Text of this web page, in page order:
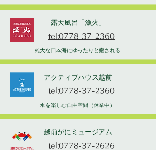
露天風呂「漁火」
tel:0778-37-2360
雄大な日本海にゆったりと癒される
アクティブハウス越前
tel:0778-37-2360
水を楽しむ自由空間（休業中）
越前がにミュージアム
tel:0778-37-2626